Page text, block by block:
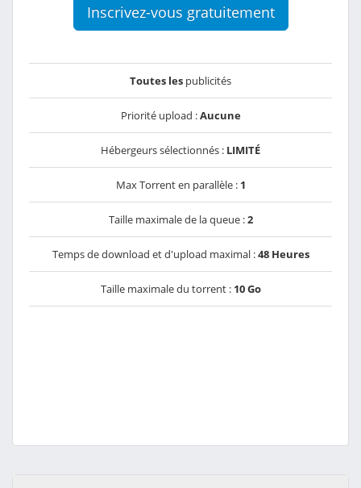
Inscrivez-vous gratuitement
Toutes les publicités
Priorité upload :Aucune
Hébergeurs sélectionnés : LIMITÉ
Max Torrent en parallèle : 1
Taille maximale de la queue :2
Temps de download et d'upload maximal :48 Heures
Taille maximale du torrent : 10 Go